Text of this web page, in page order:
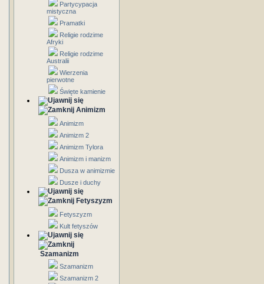
Partycypacja
mistyczna
Pramatki
Religie rodzime
Afryki
Religie rodzime
Australii
Wierzenia
pierwotne
Święte kamienie
Animizm
Animizm
Animizm 2
Animizm Tylora
Animizm i manizm
Dusza w animizmie
Dusze i duchy
Fetyszyzm
Fetyszyzm
Kult fetyszów
Szamanizm
Szamanizm
Szamanizm 2